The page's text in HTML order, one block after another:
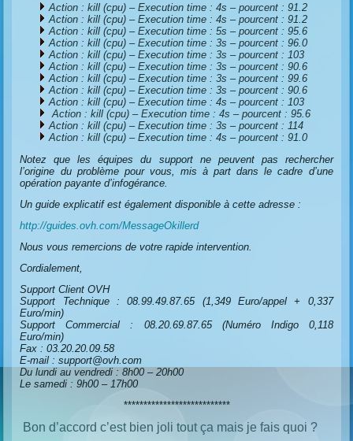
Action : kill (cpu) – Execution time : 4s – pourcent : 91.2
Action : kill (cpu) – Execution time : 4s – pourcent : 91.2
Action : kill (cpu) – Execution time : 5s – pourcent : 95.6
Action : kill (cpu) – Execution time : 3s – pourcent : 96.0
Action : kill (cpu) – Execution time : 3s – pourcent : 103
Action : kill (cpu) – Execution time : 3s – pourcent : 90.6
Action : kill (cpu) – Execution time : 3s – pourcent : 99.6
Action : kill (cpu) – Execution time : 3s – pourcent : 90.6
Action : kill (cpu) – Execution time : 4s – pourcent : 103
Action : kill (cpu) – Execution time : 4s – pourcent : 95.6
Action : kill (cpu) – Execution time : 3s – pourcent : 114
Action : kill (cpu) – Execution time : 4s – pourcent : 91.0
Notez que les équipes du support ne peuvent pas rechercher
l’origine du problème pour vous, mis à part dans le cadre d’une
opération payante d’infogérance.
Un guide explicatif est également disponible à cette adresse :
http://guides.ovh.com/MessageOkillerd
Nous vous remercions de votre rapide intervention.
Cordialement,
Support Client OVH
Support Technique : 08.99.49.87.65 (1,349 Euro/appel + 0,337
Euro/min)
Support Commercial : 08.20.69.87.65 (Numéro Indigo 0,118
Euro/min)
Fax : 03.20.20.09.58
E-mail : support@ovh.com
Du lundi au vendredi : 8h00 – 20h00
Le samedi : 9h00 – 17h00
***************************
Bon d’accord c’est bien joli tout ça mais je fais quoi ?